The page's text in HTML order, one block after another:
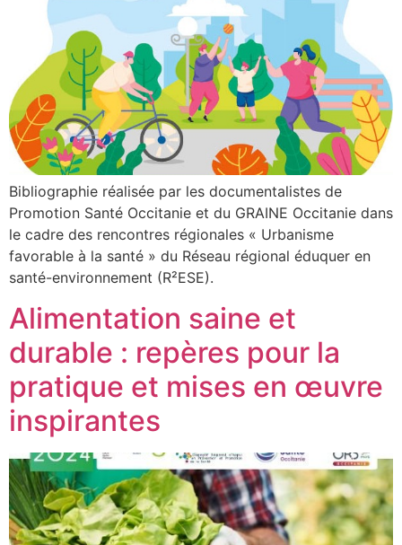
Bibliographie réalisée par les documentalistes de
Promotion Santé Occitanie et du GRAINE Occitanie dans
le cadre des rencontres régionales « Urbanisme
favorable à la santé » du Réseau régional éduquer en
santé-environnement (R²ESE).
Alimentation saine et
durable : repères pour la
pratique et mises en œuvre
inspirantes